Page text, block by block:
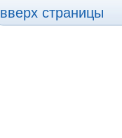
вверх страницы